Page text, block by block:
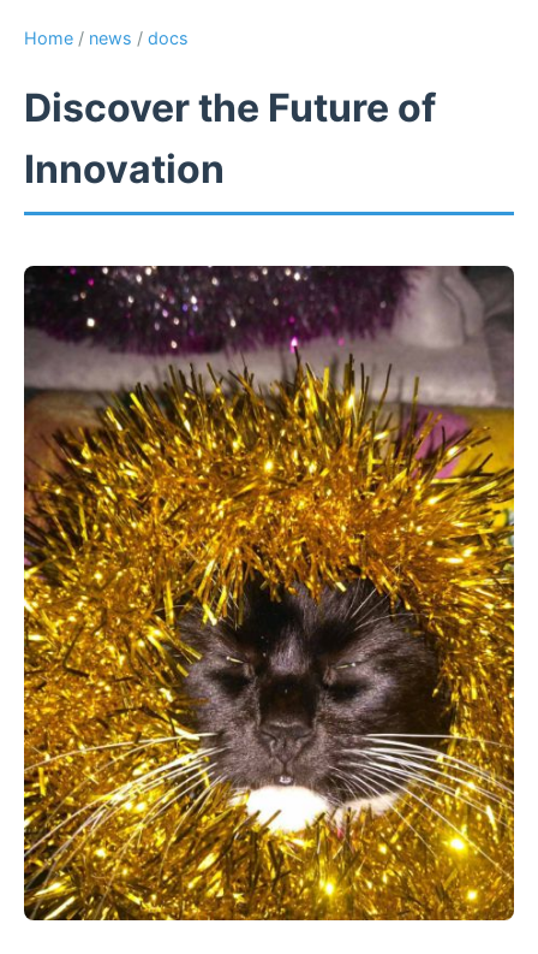
Home / news / docs
Discover the Future of
Innovation